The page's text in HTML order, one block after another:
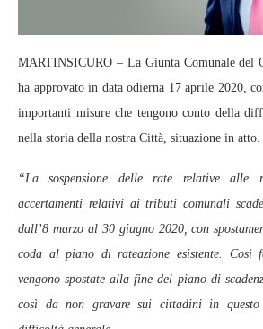
MARTINSICURO – La Giunta Comunale del
ha approvato in data odierna 17 aprile 2020,
importanti misure che tengono conto della
nella storia della nostra Città, situazione in atto.
“La sospensione delle rate relative
accertamenti relativi ai tributi comunali
dall’8 marzo al 30 giugno 2020, con
coda al piano di rateazione esistente. Così
vengono spostate alla fine del piano di
così da non gravare sui cittadini in questo